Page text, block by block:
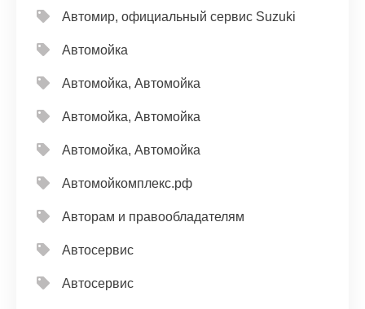
Автомир, официальный сервис Suzuki
Автомойка
Автомойка, Автомойка
Автомойка, Автомойка
Автомойка, Автомойка
Автомойкомплекс.рф
Авторам и правообладателям
Автосервис
Автосервис